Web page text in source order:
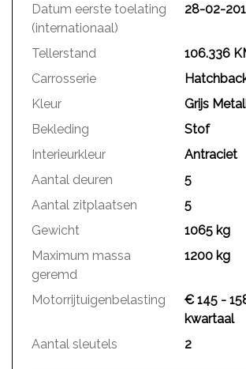
Datum eerste toelating
(internationaal)
28-02-
Tellerstand
106.336
Carrosserie
Kleur
Grijs
Bekleding
Stof
Interieurkleur
Antraciet
Aantal deuren
5
Aantal zitplaatsen
5
Gewicht
1065 kg
Maximum massa
geremd
1200 kg
Motorrijtuigenbelasting
€ 145 -
kwartaal
Aantal sleutels
2